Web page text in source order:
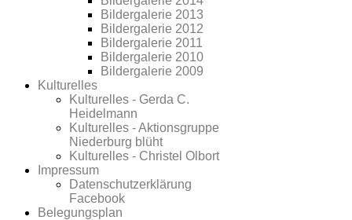
Bildergalerie 2013
Bildergalerie 2012
Bildergalerie 2011
Bildergalerie 2010
Bildergalerie 2009
Kulturelles
Kulturelles - Gerda C.
Heidelmann
Kulturelles - Aktionsgruppe
Niederburg blüht
Kulturelles - Christel Olbort
Impressum
Datenschutzerklärung
Facebook
Belegungsplan